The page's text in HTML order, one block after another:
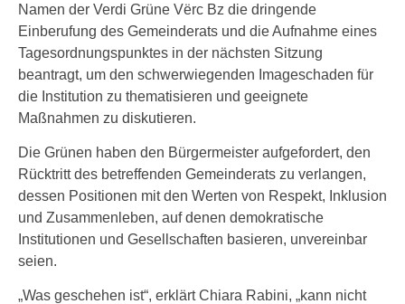
Namen der Verdi Grüne Vërc Bz die dringende
Einberufung des Gemeinderats und die Aufnahme eines
Tagesordnungspunktes in der nächsten Sitzung
beantragt, um den schwerwiegenden Imageschaden für
die Institution zu thematisieren und geeignete
Maßnahmen zu diskutieren.
Die Grünen haben den Bürgermeister aufgefordert, den
Rücktritt des betreffenden Gemeinderats zu verlangen,
dessen Positionen mit den Werten von Respekt, Inklusion
und Zusammenleben, auf denen demokratische
Institutionen und Gesellschaften basieren, unvereinbar
seien.
„Was geschehen ist“, erklärt Chiara Rabini, „kann nicht